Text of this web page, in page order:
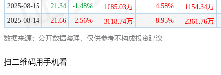
扫二维码用手机看